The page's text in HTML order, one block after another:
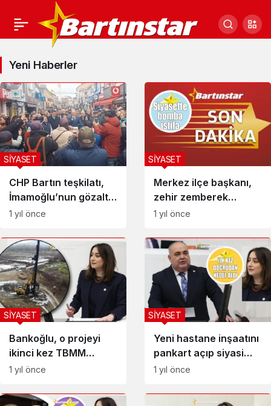
SİYASET
Haberleri
Yeni Haberler
CHP Bartın teşkilatı,
İmamoğlu’nun gözaltı
kararını protesto etti
SİYASET
1 yıl önce
Merkez ilçe başkanı,
zehir zemberek
sözlerle istifa etti
SİYASET
1 yıl önce
Bankoğlu, o projeyi
ikinci kez TBMM
gündemine taşıdı
SİYASET
1 yıl önce
Yeni hastane inşaatını
pankart açıp siyasi
malzeme yapmak…
SİYASET
1 yıl önce